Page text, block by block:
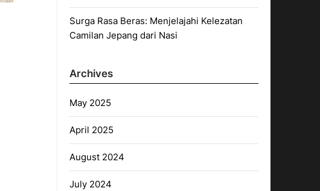
Surga Rasa Beras: Menjelajahi Kelezatan
Camilan Jepang dari Nasi
Archives
May 2025
April 2025
August 2024
July 2024